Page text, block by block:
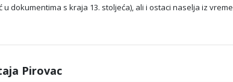
u dokumentima s kraja 13. stoljeća), ali i ostaci naselja iz
Pirovac